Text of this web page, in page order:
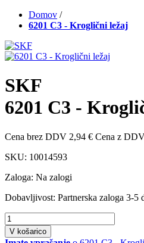
Domov /
6201 C3 - Kroglični ležaj
SKF
6201 C3 -
Cena brez DDV 2,94 € Cena z
SKU: 10014593
Zaloga: Na zalogi
Dobavljivost: Partnerska zaloga 3-5
V košarico